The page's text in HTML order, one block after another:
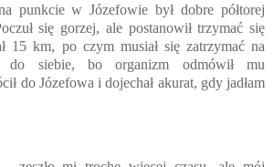
punkcie w Józefowie był dobre półtorej
się gorzej, ale postanowił trzymać się
15 km, po czym musiał się zatrzymać na
do siebie, bo organizm odmówił mu
do Józefowa i dojechał akurat, gdy jadłam